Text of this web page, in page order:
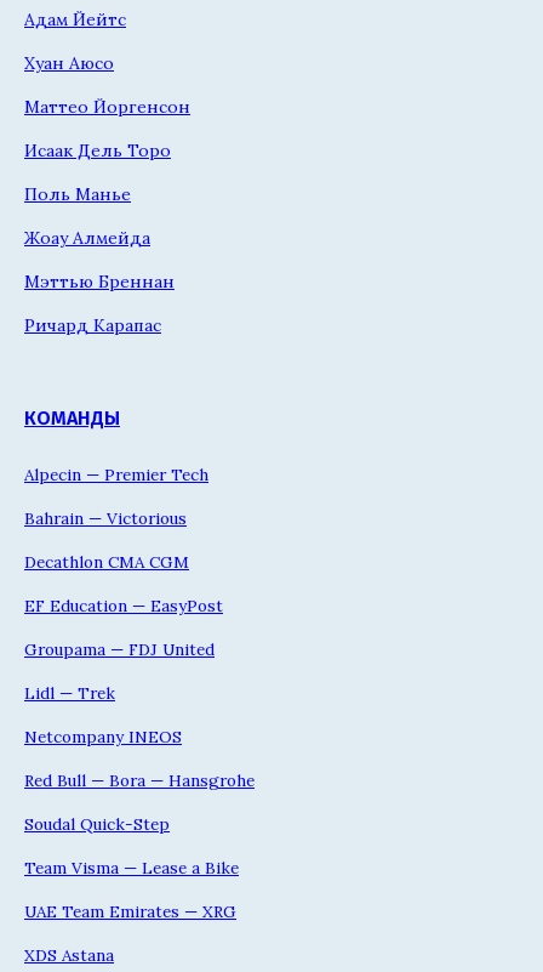
Адам Йейтс
Хуан Аюсо
Маттео Йоргенсон
Исаак Дель Торо
Поль Манье
Жоау Алмейда
Мэттью Бреннан
Ричард Карапас
КОМАНДЫ
Alpecin — Premier Tech
Bahrain — Victorious
Decathlon CMA CGM
EF Education — EasyPost
Groupama — FDJ United
Lidl — Trek
Netcompany INEOS
Red Bull — Bora — Hansgrohe
Soudal Quick-Step
Team Visma — Lease a Bike
UAE Team Emirates — XRG
XDS Astana